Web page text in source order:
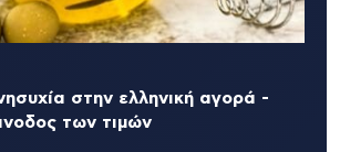
στην ελληνική αγορά -
των τιμών